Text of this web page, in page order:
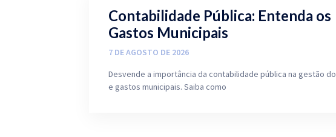
Contabilidade Pública: Entenda os
Gastos Municipais
7 DE AGOSTO DE 2026
Desvende a importância da contabilidade pública na gestão
e gastos municipais. Saiba como